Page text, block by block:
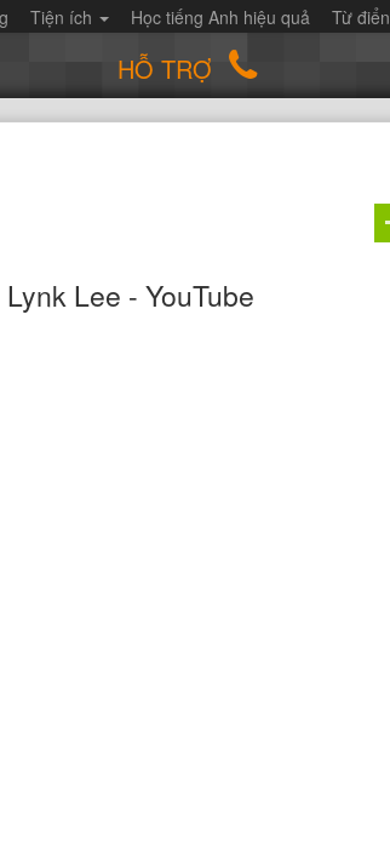
Tiện ích Học tiếng Anh hiệu quả Từ điển
HỖ TRỢ
Lee - YouTube